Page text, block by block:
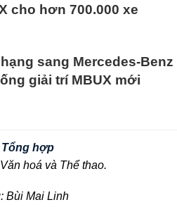
cho hơn 700.000 xe
hạng sang Mercedes-
giải trí MBUX mới
hợp
hoá và Thể thao.
Bùi Mai Linh